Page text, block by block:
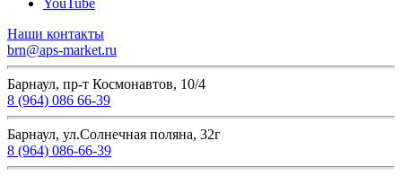
YouTube
Наши контакты
brn@aps-market.ru
Барнаул, пр-т Космонавтов, 10/4
8 (964) 086 66-39
Барнаул, ул.Солнечная поляна, 32г
8 (964) 086-66-39